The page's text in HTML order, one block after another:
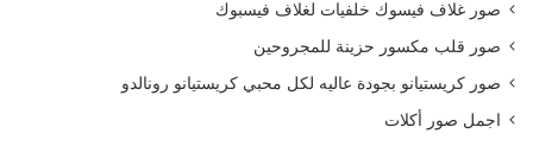
صور غلاف فيسوك خلفيات لغلاف فيسبوك
صور قلب مكسور حزينة للمجروحين
صور كريستيانو بجودة عاليه لكل محبي كريستيانو رونالدو
اجمل صور أكلات